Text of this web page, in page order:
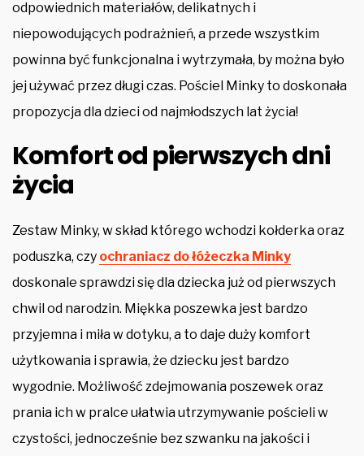
odpowiednich materiałów, delikatnych i
niepowodujących podrażnień, a przede wszystkim
powinna być funkcjonalna i wytrzymała, by można było
jej używać przez długi czas. Pościel Minky to doskonała
propozycja dla dzieci od najmłodszych lat życia!
Komfort od pierwszych dni
życia
Zestaw Minky, w skład którego wchodzi kołderka oraz
poduszka, czy ochraniacz do łóżeczka Minky
doskonale sprawdzi się dla dziecka już od pierwszych
chwil od narodzin. Miękka poszewka jest bardzo
przyjemna i miła w dotyku, a to daje duży komfort
użytkowania i sprawia, że dziecku jest bardzo
wygodnie. Możliwość zdejmowania poszewek oraz
prania ich w pralce ułatwia utrzymywanie pościeli w
czystości, jednocześnie bez szwanku na jakości i